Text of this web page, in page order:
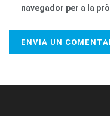
navegador per a la